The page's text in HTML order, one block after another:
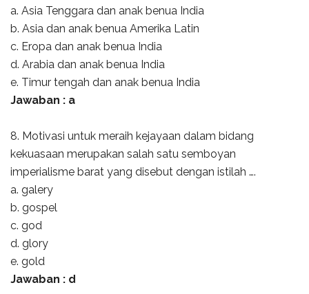
a. Asia Tenggara dan anak benua India
b. Asia dan anak benua Amerika Latin
c. Eropa dan anak benua India
d. Arabia dan anak benua India
e. Timur tengah dan anak benua India
Jawaban : a
8. Motivasi untuk meraih kejayaan dalam bidang
kekuasaan merupakan salah satu semboyan
imperialisme barat yang disebut dengan istilah ….
a. galery
b. gospel
c. god
d. glory
e. gold
Jawaban : d